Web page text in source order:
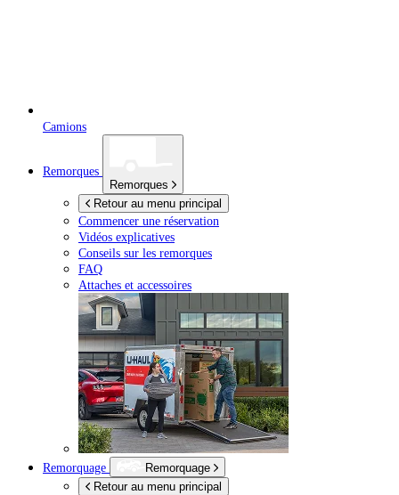
Camions
Remorques
Remorques
Retour au menu principal
Commencer une réservation
Vidéos explicatives
Conseils sur les remorques
FAQ
Attaches et accessoires
Remorquage
Remorquage
Retour au menu principal